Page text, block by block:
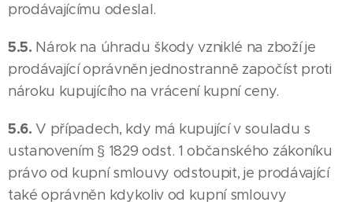
prodávajícímu odeslal.
5.5. Nárok na úhradu škody vzniklé na zboží je
prodávající oprávněn jednostranně započíst proti
nároku kupujícího na vrácení kupní ceny.
5.6.V případech, kdy má kupující v souladu s
ustanovením § 1829 odst. 1 občanského zákoníku
právo od kupní smlouvy odstoupit, je prodávající
také oprávněn kdykoliv od kupní smlouvy